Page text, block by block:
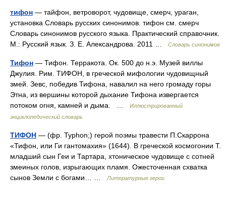
тифон — тайфон, ветроворот, чудовище, смерч, ураган,
установка Словарь русских синонимов. тифон см. смерч
Словарь синонимов русского языка. Практический справочник.
М.: Русский язык. З. Е. Александрова. 2011 …
Словарь синонимов
Тифон — Тифон. Терракота. Ок. 500 до н.э. Музей виллы
Джулия. Рим. ТИФОН, в греческой мифологии чудовищный
змей. Зевс, победив Тифона, навалил на него громаду горы
Этна, из вершины которой дыхание Тифона извергается
потоком огня, камней и дыма. …
Иллюстрированный
энциклопедический словарь
ТИФОН — (фр. Typhon;) герой поэмы травести П.Скаррона
«Тифон, или Ги гантомахия» (1644). В греческой космогонии Т.
младший сын Геи и Тартара, хтоническое чудовище с сотней
змеиных голов, изрыгающих пламя. Ожесточенная схватка
сынов Земли с богами… …
Литературные герои